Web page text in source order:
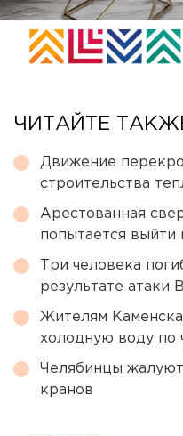
ЧИТАЙТЕ
Движение
строительства
Арестованная
попытается выйти
Три человека
результате атаки
Жителям
холодную воду по
Челябинцы
кранов